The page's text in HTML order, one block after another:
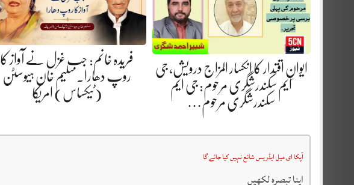
ایوانِ اقتدار کا انکسار المزاج درویش، جی
ایم سکندرشگری مرحوم: جی ایم
سکندرشگری مرحوم…
فریدہ خانم: جب غزل نے آواز کا
روپ دھارا. سلیم خان ہیوسٹن
(ٹیکساس) امریکا
آپکا ای میل ایڈریس شائع نہیں کیا جائے گا
اپنا تبصرہ لکھیں